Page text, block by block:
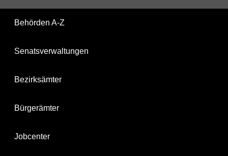
Behörden A-Z
Senatsverwaltungen
Bezirksämter
Bürgerämter
Jobcenter